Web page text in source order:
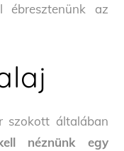
ébresztenünk az
szokott általában
néznünk egy